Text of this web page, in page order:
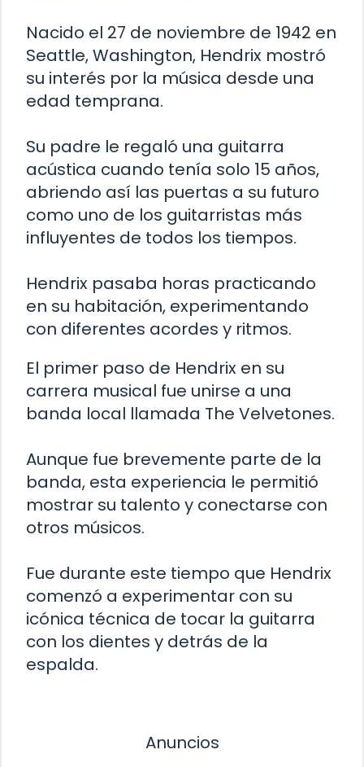
Nacido el 27 de noviembre de 1942 en
Seattle, Washington, Hendrix mostró
su interés por la música desde una
edad temprana.
Su padre le regaló una guitarra
acústica cuando tenía solo 15 años,
abriendo así las puertas a su futuro
como uno de los guitarristas más
influyentes de todos los tiempos.
Hendrix pasaba horas practicando
en su habitación, experimentando
con diferentes acordes y ritmos.
El primer paso de Hendrix en su
carrera musical fue unirse a una
banda local llamada The Velvetones.
Aunque fue brevemente parte de la
banda, esta experiencia le permitió
mostrar su talento y conectarse con
otros músicos.
Fue durante este tiempo que Hendrix
comenzó a experimentar con su
icónica técnica de tocar la guitarra
con los dientes y detrás de la
espalda.
Anuncios